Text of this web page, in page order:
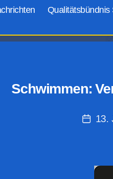
Qualitätsbündnis
Schwimmen:
Post
13.